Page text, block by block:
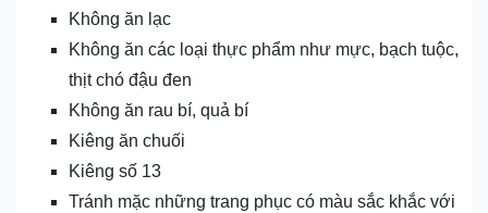
Không ăn lạc
Không ăn các loại thực phẩm như mực, bạch tuộc,
thịt chó đậu đen
Không ăn rau bí, quả bí
Kiêng ăn chuối
Kiêng số 13
Tránh mặc những trang phục có màu sắc khắc với